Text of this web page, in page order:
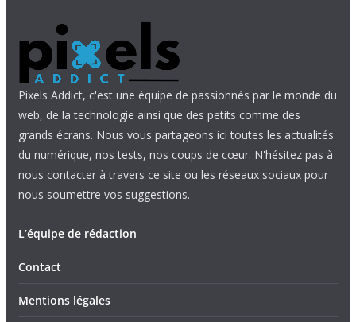
Pixels Addict, c'est une équipe de passionnés par le monde du
web, de la technologie ainsi que des petits comme des
grands écrans. Nous vous partageons ici toutes les actualités
du numérique, nos tests, nos coups de cœur. N'hésitez pas à
nous contacter à travers ce site ou les réseaux sociaux pour
nous soumettre vos suggestions.
L’équipe de rédaction
Contact
Mentions légales